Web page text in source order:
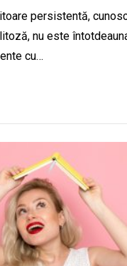
persistentă,
nu este
cu…